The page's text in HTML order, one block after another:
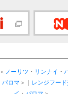
＜ ノーリツ ・ リンナイ ・
パロマ ＞｜ レンジフー